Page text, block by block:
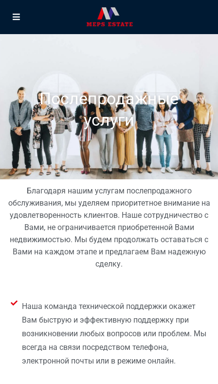
Послепродажные
услуги
Благодаря нашим услугам послепродажного
обслуживания, мы уделяем приоритетное внимание на
удовлетворенность клиентов. Наше сотрудничество с
Вами, не ограничивается приобретенной Вами
недвижимостью. Мы будем продолжать оставаться с
Вами на каждом этапе и предлагаем Вам надежную
сделку.
Наша команда технической поддержки окажет
Вам быструю и эффективную поддержку при
возникновении любых вопросов или проблем. Мы
всегда на связи посредством телефона,
электронной почты или в режиме онлайн.